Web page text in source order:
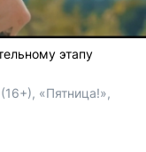
этапу
«Пятница!»,